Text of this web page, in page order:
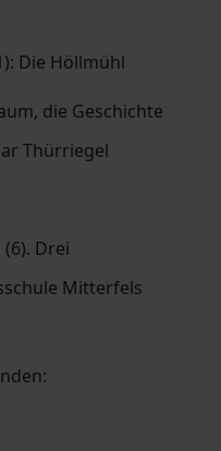
Die Höllmühl
die Geschichte
Thürriegel
Drei
Mitterfels